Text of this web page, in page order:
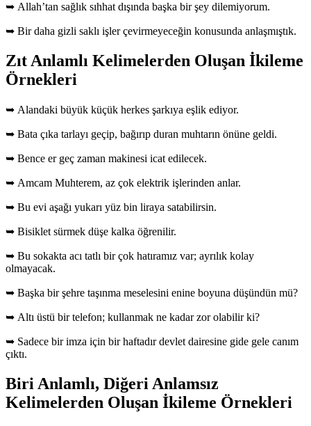
➥ Allah’tan sağlık sıhhat dışında başka bir şey dilemiyorum.
➥ Bir daha gizli saklı işler çevirmeyeceğin konusunda anlaşmıştık.
Zıt Anlamlı Kelimelerden Oluşan İkileme
Örnekleri
➥ Alandaki büyük küçük herkes şarkıya eşlik ediyor.
➥ Bata çıka tarlayı geçip, bağırıp duran muhtarın önüne geldi.
➥ Bence er geç zaman makinesi icat edilecek.
➥ Amcam Muhterem, az çok elektrik işlerinden anlar.
➥ Bu evi aşağı yukarı yüz bin liraya satabilirsin.
➥ Bisiklet sürmek düşe kalka öğrenilir.
➥ Bu sokakta acı tatlı bir çok hatıramız var; ayrılık kolay
olmayacak.
➥ Başka bir şehre taşınma meselesini enine boyuna düşündün mü?
➥ Altı üstü bir telefon; kullanmak ne kadar zor olabilir ki?
➥ Sadece bir imza için bir haftadır devlet dairesine gide gele canım
çıktı.
Biri Anlamlı, Diğeri Anlamsız
Kelimelerden Oluşan İkileme Örnekleri